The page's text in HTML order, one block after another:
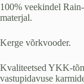
oli:
119.00€.
on:
95.00€.
100% veekindel
materjal.
Kerge võrkvooder.
Kvaliteetsed YKK-
vastupidavuse